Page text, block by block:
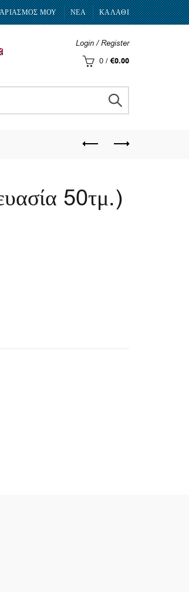
ΜΟΥ ΝΕΑ ΚΑΛΑΘΙ
Login / Register
0 / €0.00
50τμ.)